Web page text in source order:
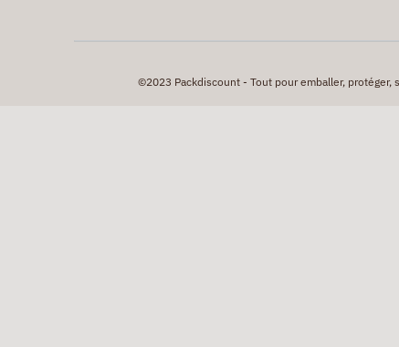
©2023 Packdiscount - Tout pour emballer,